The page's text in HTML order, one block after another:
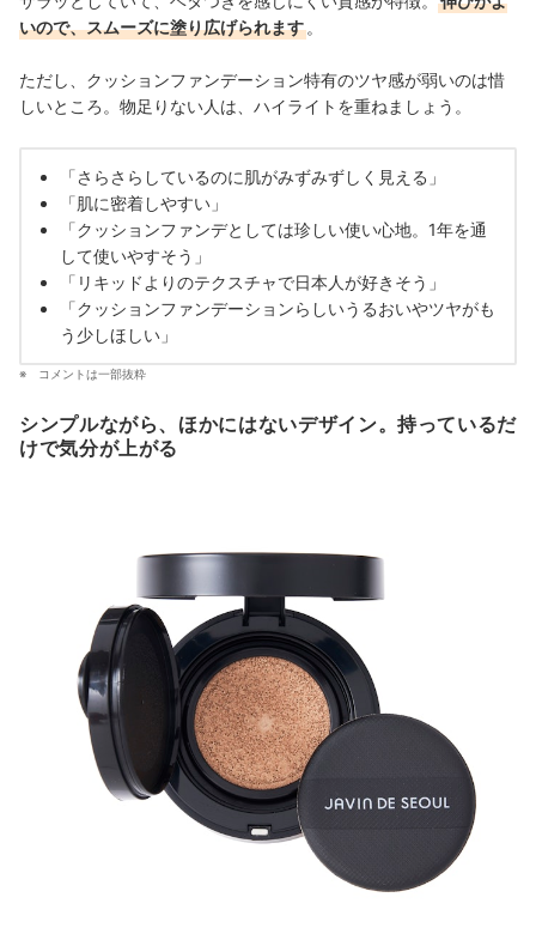
いので、スムーズに塗り広げられます 。
ただし、クッションファンデーション特有のツヤ感が弱いのは惜
しいところ。物足りない人は、ハイライトを重ねましょう。
「さらさらしているのに肌がみずみずしく見える」
「肌に密着しやすい」
「クッションファンデとしては珍しい使い心地。1年を通
して使いやすそう」
「リキッドよりのテクスチャで日本人が好きそう」
「クッションファンデーションらしいうるおいやツヤがも
う少しほしい」
コメントは一部抜粋
シンプルながら、ほかにはないデザイン。持っているだ
けで気分が上がる